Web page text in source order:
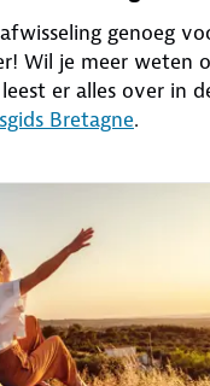
genoeg
Wil je meer weten
er alles over in
Bretagne.